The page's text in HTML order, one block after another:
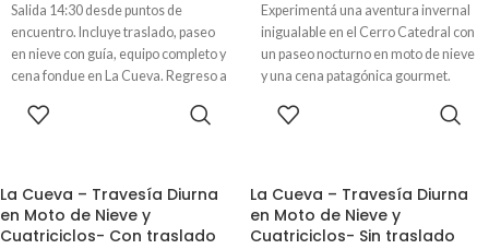
Salida 14:30 desde puntos de
encuentro. Incluye traslado, paseo
en nieve con guía, equipo completo y
cena fondue en La Cueva. Regreso a
Experimentá una aventura invernal
inigualable en el Cerro Catedral con
un paseo nocturno en moto de nieve
y una cena patagónica gourmet.
de la montaña.
La Cueva – Travesía Diurna
en Moto de Nieve y
Cuatriciclos- Con traslado
La Cueva – Travesía Diurna
en Moto de Nieve y
Cuatriciclos- Sin traslado